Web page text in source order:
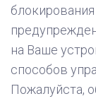
на Ваше
способов
Пожалуйста,